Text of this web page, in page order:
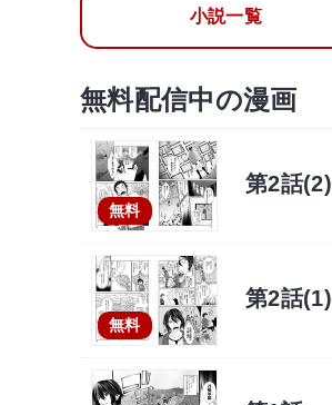
小説一覧
無料配信中の漫画
無料
第2話(2)
無料
第2話(1)